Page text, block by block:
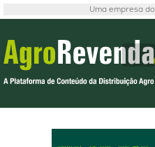
Uma empresa do